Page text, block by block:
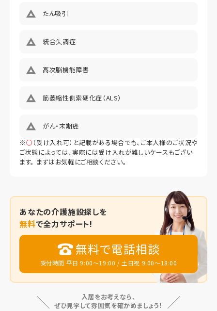
たん吸引
統合失調症
高次脳機能障害
筋萎縮性側索硬化症（ALS）
がん・末期癌
※○ （受け入れ可）と記載がある場合でも、ご本人様のご状況や
ご状態によっては、実際には受け入れが難しいケースもござい
ます。 まずはお気軽にご相談ください。
あなたの介護施設探しを
無料で全力サポート!
無料で電話相談
受付時間 平日 9:00～19:00 / 土日祝 9:00～18:00
入居をお考えなら、
ぜひ見学して雰囲気を確かめましょう！